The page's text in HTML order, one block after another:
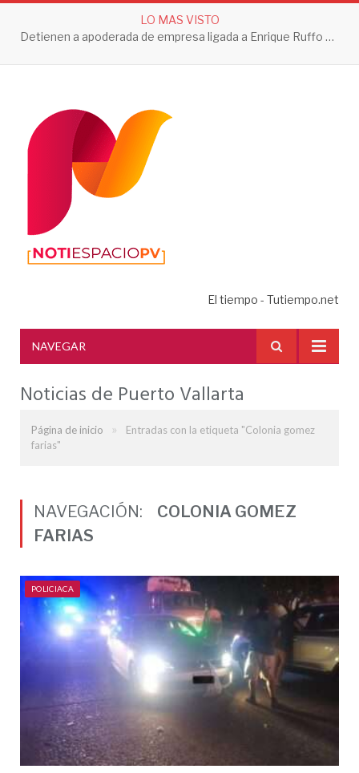
LO MAS VISTO
Detienen a apoderada de empresa ligada a Enrique Ruffo por investigación de Huachicol Fiscal
El tiempo - Tutiempo.net
NAVEGAR
Noticias de Puerto Vallarta
Página de inicio »
Entradas con la etiqueta "Colonia gomez
farias"
NAVEGACIÓN:
COLONIA GOMEZ
FARIAS
POLICIACA